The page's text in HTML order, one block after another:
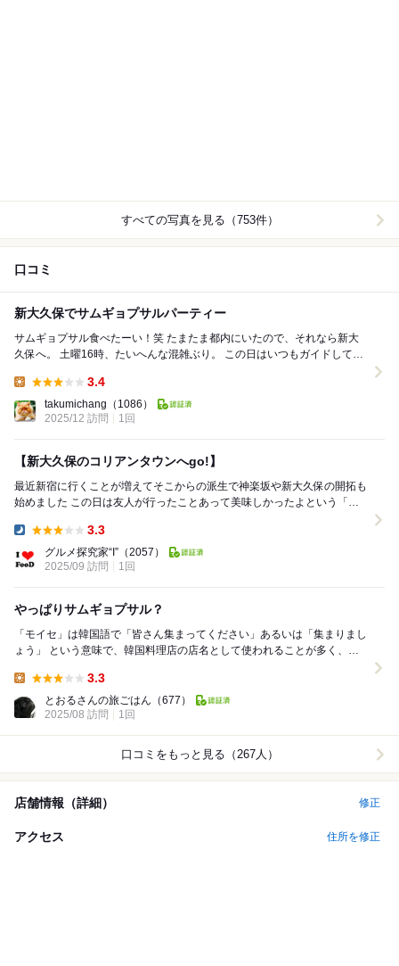
すべての写真を見る（753件）
口コミ
新大久保でサムギョプサルパーティー
サムギョプサル食べたーい！笑 たまたま都内にいたので、それなら新大
久保へ。 土曜16時、たいへんな混雑ぶり。 この日はいつもガイドしてく
3.4
takumichang （1086）
2025/12 訪問
1回
【新大久保のコリアンタウンへgo!】
最近新宿に行くことが増えてそこからの派生で神楽坂や新大久保の開拓も
始めました この日は友人が行ったことあって美味しかったよという「本
3.3
グルメ探究家“I” （2057）
2025/09 訪問
1回
やっぱりサムギョプサル？
「モイセ」は韓国語で「皆さん集まってください」あるいは「集まりまし
ょう」 という意味で、韓国料理店の店名として使われることが多く、お
3.3
とおるさんの旅ごはん （677）
2025/08 訪問
1回
口コミをもっと見る（267人）
店舗情報（詳細） 修正
アクセス 住所を修正